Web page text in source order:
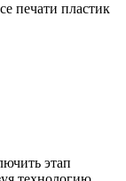
печати пластик
этап